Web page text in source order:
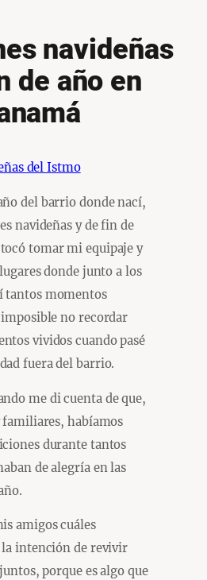
navideñas
de año en
del Istmo
del barrio donde nací,
navideñas y de fin de
tomar mi equipaje y
donde junto a los
tantos momentos
no recordar
vividos cuando pasé
fuera del barrio.
me di cuenta de que,
habíamos
durante tantos
de alegría en las
amigos cuáles
intención de revivir
porque es algo que